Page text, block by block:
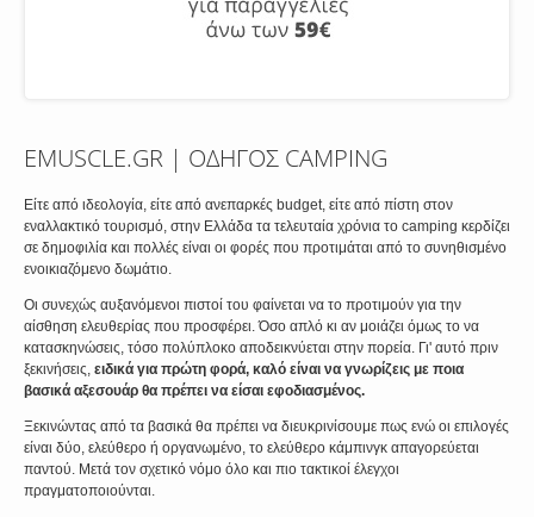
EMUSCLE.GR | ΟΔΗΓΟΣ CAMPING
Είτε από ιδεολογία, είτε από ανεπαρκές budget, είτε από πίστη στον
εναλλακτικό τουρισμό, στην Ελλάδα τα τελευταία χρόνια το camping κερδίζει
σε δημοφιλία και πολλές είναι οι φορές που προτιμάται από το συνηθισμένο
ενοικιαζόμενο δωμάτιο.
Οι συνεχώς αυξανόμενοι πιστοί του φαίνεται να το προτιμούν για την
αίσθηση ελευθερίας που προσφέρει. Όσο απλό κι αν μοιάζει όμως το να
κατασκηνώσεις, τόσο πολύπλοκο αποδεικνύεται στην πορεία. Γι' αυτό πριν
ξεκινήσεις, ειδικά για πρώτη φορά, καλό είναι να γνωρίζεις με ποια
βασικά αξεσουάρ θα πρέπει να είσαι εφοδιασμένος.
Ξεκινώντας από τα βασικά θα πρέπει να διευκρινίσουμε πως ενώ οι επιλογές
είναι δύο, ελεύθερο ή οργανωμένο, το ελεύθερο κάμπινγκ απαγορεύεται
παντού. Μετά τον σχετικό νόμο όλο και πιο τακτικοί έλεγχοι
πραγματοποιούνται.